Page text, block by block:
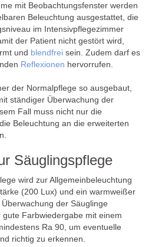
mit Beobachtungsfenster werden
Beleuchtung ausgestattet, die
im Intensivpflegezimmer
der Patient nicht gestört wird,
und blendfrei sein. Zudem darf es
Reflexionen hervorrufen.
der Normalpflege so ausgebaut,
ständiger Überwachung der
Fall muss nicht nur die
Beleuchtung an die erweiterten
Säuglingspflege
wird zur Allgemeinbeleuchtung
(200 Lux) und ein warmweißer
der Säuglinge
Farbwiedergabe mit einem
Ra 90, um eventuelle
richtig zu erkennen.